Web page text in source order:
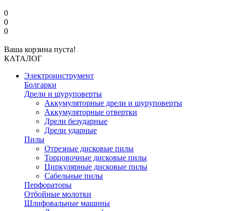
0
0
0
Ваша корзина пуста!
КАТАЛОГ
Электроинструмент
Болгарки
Дрели и шуруповерты
Аккумуляторные дрели и шуруповерты
Аккумуляторные отвертки
Дрели безударные
Дрели ударные
Пилы
Отрезные дисковые пилы
Торцовочные дисковые пилы
Циркулярные дисковые пилы
Сабельные пилы
Перфораторы
Отбойные молотки
Шлифовальные машины